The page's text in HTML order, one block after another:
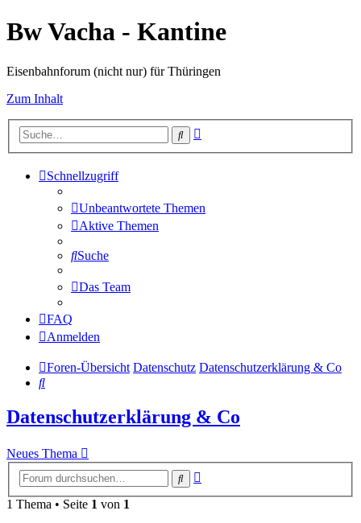
Bw Vacha - Kantine
Eisenbahnforum (nicht nur) für Thüringen
Zum Inhalt
Suche
Schnellzugriff
Unbeantwortete Themen
Aktive Themen
Suche
Das Team
FAQ
Anmelden
Foren-Übersicht Datenschutz Datenschutzerklärung & Co
Suche
Datenschutzerklärung & Co
Neues Thema
Suche
1 Thema • Seite 1 von 1